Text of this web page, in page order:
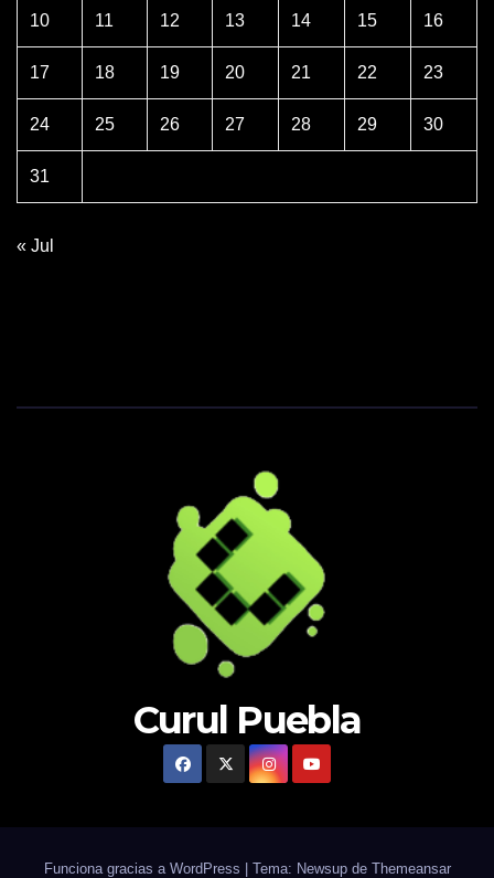
10 11 12 13 14 15 16
17 18 19 20 21 22 23
24 25 26 27 28 29 30
31
« Jul
Curul Puebla
Funciona gracias a WordPress Tema: Newsup de Themeansar